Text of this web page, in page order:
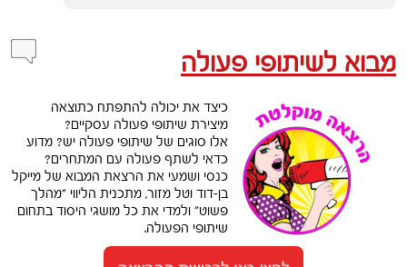
מבוא לשיתופי פעולה
כיצד את יכולה להתפתח כתוצאה
מיצירת שיתופי פעולה עסקיים?
אלו סוגים של שיתופי פעולה יש? מדוע
כדאי לשתף פעולה עם המתחרים?
כנסי ושמעי את הרצאת המבוא של מייקל
בן-דוד וטל מזור, מתכנית הליווי “מהלך
פשוט” ולמדי את כל מושגי היסוד בתחום
שיתופי הפעולה.